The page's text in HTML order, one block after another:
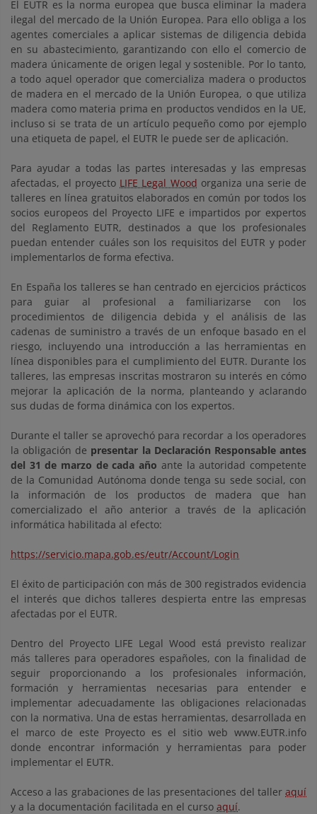
El EUTR es la norma europea que busca eliminar la madera
ilegal del mercado de la Unión Europea. Para ello obliga a los
agentes comerciales a aplicar sistemas de diligencia debida
en su abastecimiento, garantizando con ello el comercio de
madera únicamente de origen legal y sostenible. Por lo tanto,
a todo aquel operador que comercializa madera o productos
de madera en el mercado de la Unión Europea, o que utiliza
madera como materia prima en productos vendidos en la UE,
incluso si se trata de un artículo pequeño como por ejemplo
una etiqueta de papel, el EUTR le puede ser de aplicación.
Para ayudar a todas las partes interesadas y las empresas
afectadas, el proyecto LIFE Legal Wood organiza una serie de
talleres en línea gratuitos elaborados en común por todos los
socios europeos del Proyecto LIFE e impartidos por expertos
del Reglamento EUTR, destinados a que los profesionales
puedan entender cuáles son los requisitos del EUTR y poder
implementarlos de forma efectiva.
En España los talleres se han centrado en ejercicios prácticos
para guiar al profesional a familiarizarse con los
procedimientos de diligencia debida y el análisis de las
cadenas de suministro a través de un enfoque basado en el
riesgo, incluyendo una introducción a las herramientas en
línea disponibles para el cumplimiento del EUTR. Durante los
talleres, las empresas inscritas mostraron su interés en cómo
mejorar la aplicación de la norma, planteando y aclarando
sus dudas de forma dinámica con los expertos.
Durante el taller se aprovechó para recordar a los operadores
la obligación de presentar la Declaración Responsable antes
del 31 de marzo de cada año ante la autoridad competente
de la Comunidad Autónoma donde tenga su sede social, con
la información de los productos de madera que han
comercializado el año anterior a través de la aplicación
informática habilitada al efecto:
https://servicio.mapa.gob.es/eutr/Account/Login
El éxito de participación con más de 300 registrados evidencia
el interés que dichos talleres despierta entre las empresas
afectadas por el EUTR.
Dentro del Proyecto LIFE Legal Wood está previsto realizar
más talleres para operadores españoles, con la finalidad de
seguir proporcionando a los profesionales información,
formación y herramientas necesarias para entender e
implementar adecuadamente las obligaciones relacionadas
con la normativa. Una de estas herramientas, desarrollada en
el marco de este Proyecto es el sitio web www.EUTR.info
donde encontrar información y herramientas para poder
implementar el EUTR.
Acceso a las grabaciones de las presentaciones del taller aquí
y a la documentación facilitada en el curso aquí.